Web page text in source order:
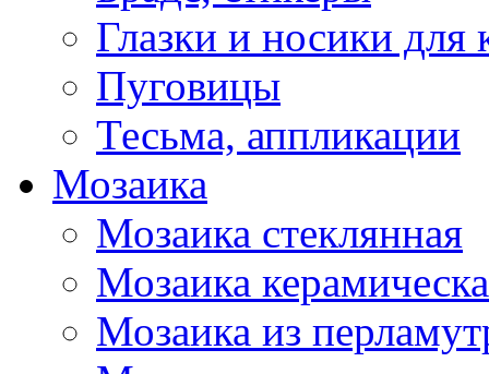
Глазки и носики для
Пуговицы
Тесьма, аппликации
Мозаика
Мозаика стеклянная
Мозаика
Мозаика из